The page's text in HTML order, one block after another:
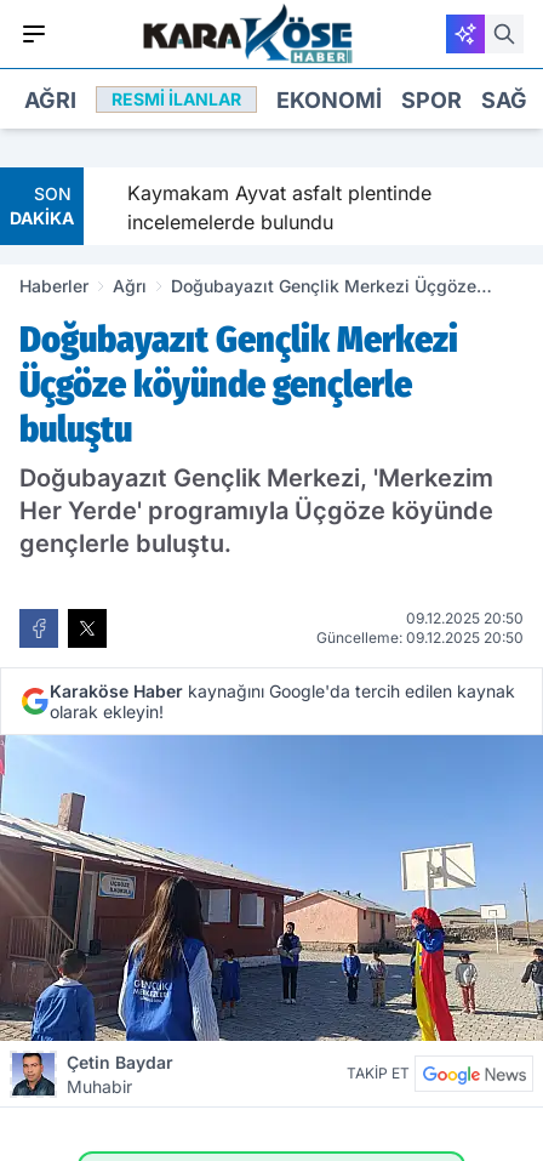
AĞRI RESMI İLANLAR EKONOMI SPOR
SON
DAKİKA
Kaymakam Ayvat asfalt plentinde
incelemelerde bulundu
Haberler Ağrı
Doğubayazıt Gençlik Merkezi Üçgöze
Doğubayazıt Gençlik Merkezi
Üçgöze köyünde gençlerle
buluştu
Doğubayazıt Gençlik Merkezi, 'Merkezim
Her Yerde' programıyla Üçgöze köyünde
gençlerle buluştu.
09.12.2025 20:50
Güncelleme: 09.12.2025 20:50
Karaköse Haber kaynağını Google'da tercih edilen kaynak
olarak ekleyin!
Çetin Baydar
Muhabir
TAKİP ET